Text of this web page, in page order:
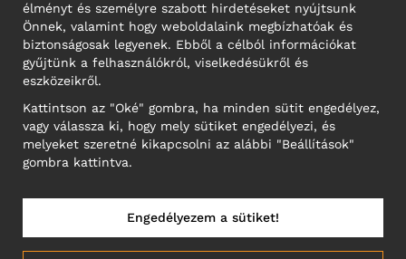
KÖZÖSSÉGI MÉDIA
A CÉG CÍME
Motley Denim Europe OÜ
Narva mnt 5, EE-10117 Tallinn
NB! Ne küldjön visszárut erre a címre!
élményt és személyre szabott hirdetéseket nyújtsunk
Önnek, valamint hogy weboldalaink megbízhatóak és
biztonságosak legyenek. Ebből a célból információkat
gyűjtünk a felhasználókról, viselkedésükről és
eszközeikről.
Kattintson az "Oké" gombra, ha minden sütit engedélyez,
vagy válassza ki, hogy mely sütiket engedélyezi, és
melyeket szeretné kikapcsolni az alábbi "Beállítások"
gombra kattintva.
Engedélyezem a sütiket!